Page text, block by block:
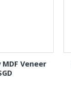
MDF Veneer